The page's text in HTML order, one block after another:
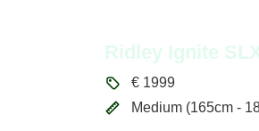
Ridley Ignite
€ 1999
Medium (165cm -